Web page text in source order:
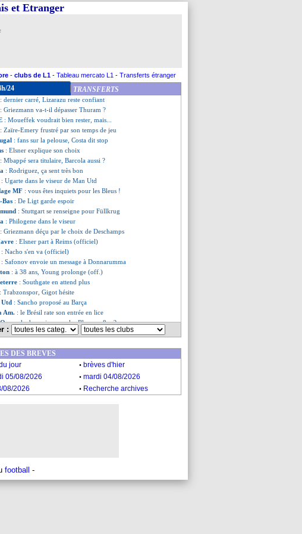
et Etranger
- clubs de L1 - Tableau mercato L1 - Transferts étranger
24 TRANSFERTS
: Joselu acheté pour faciliter son départ
: Pays-Bas-Autriche, les compos
: France-Pologne, les compos
: dernier carré, Lizarazu reste confiant
: Griezmann va-t-il dépasser Thuram ?
: Moueffek voudrait bien rester, mais...
: Zaïre-Emery frustré par son temps de jeu
: fans sur la pelouse, Costa dit stop
: Elsner explique son choix
: Mbappé sera titulaire, Barcola aussi ?
: Rodriguez, ça sent très bon
: Ugarte dans le viseur de Man Utd
MF : vous êtes inquiets pour les Bleus !
Bas : De Ligt garde espoir
: Stuttgart se renseigne pour Füllkrug
: Philogene dans le viseur
: Griezmann déçu par le choix de Deschamps
: Elsner part à Reims (officiel)
: Nacho s'en va (officiel)
: Safonov envoie un message à Donnarumma
: à 38 ans, Young prolonge (off.)
: Southgate en attend plus
: Trabzonspor, Gigot hésite
Utd : Sancho proposé au Barça
Am. : le Brésil rate son entrée en lice
: quel adversaire pour les Bleus en 8es ?
: la France 1ère du groupe D si...
: Ndiaye va partir pour plus de 20 M€
: la stat' folle sur les buts marqués
: la tristesse de Modric
des brèves du dim. 23 juin 2024
:
DES BREVES
jour . brèves d'hier
05/08/2026 . mardi 04/08/2026
08/2026 . Recherche archives
football -